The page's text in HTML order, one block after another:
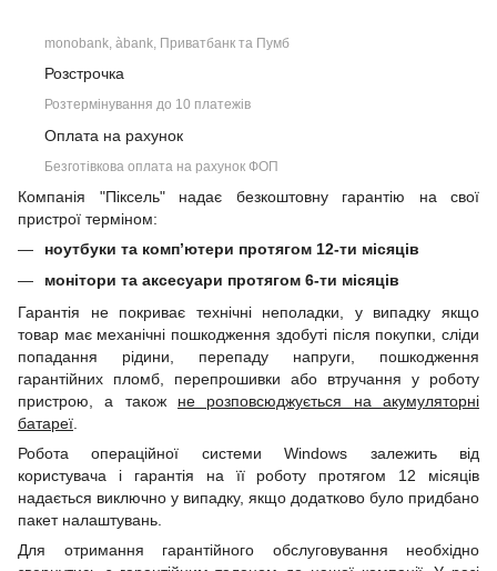
monobank, àbank, Приватбанк та Пумб
Розстрочка
Розтермінування до 10 платежів
Оплата на рахунок
Безготівкова оплата на рахунок ФОП
Компанія "Піксель" надає безкоштовну гарантію на свої
пристрої терміном:
ноутбуки та комп’ютери протягом 12-ти місяців
монітори та аксесуари протягом 6-ти місяців
Гарантія не покриває технічні неполадки, у випадку якщо
товар має механічні пошкодження здобуті після покупки, сліди
попадання рідини, перепаду напруги, пошкодження
гарантійних пломб, перепрошивки або втручання у роботу
пристрою, а також не розповсюджується на акумуляторні
батареї
Робота операційної системи Windows залежить від
користувача і гарантія на її роботу протягом 12 місяців
надається виключно у випадку, якщо додатково було придбано
пакет налаштувань.
Для отримання гарантійного обслуговування необхідно